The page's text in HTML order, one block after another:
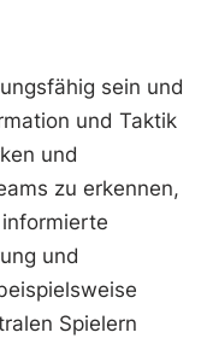
sein und
und Taktik
und
zu erkennen,
und
Spielern